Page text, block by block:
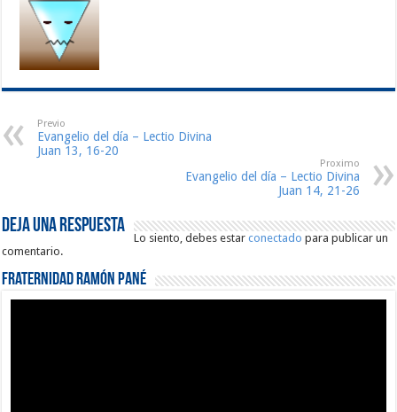
Previo
Evangelio del día – Lectio Divina
Juan 13, 16-20
Proximo
Evangelio del día – Lectio Divina
Juan 14, 21-26
Deja una respuesta
Lo siento, debes estarconectado para publicar un
comentario.
Fraternidad Ramón Pané